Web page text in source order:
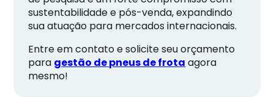
sustentabilidade e pós-venda, expandindo
sua atuação para mercados internacionais.
Entre em contato e solicite seu orçamento
para gestão de pneus de frota agora
mesmo!